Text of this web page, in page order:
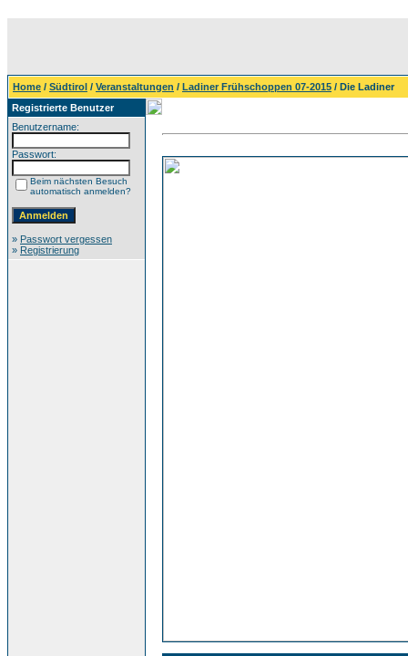
Home / Südtirol / Veranstaltungen / Ladiner Frühschoppen 07-2015 / Die Ladiner
Registrierte Benutzer
Benutzername:
Passwort:
Beim nächsten Besuch
automatisch anmelden?
» Passwort vergessen
» Registrierung